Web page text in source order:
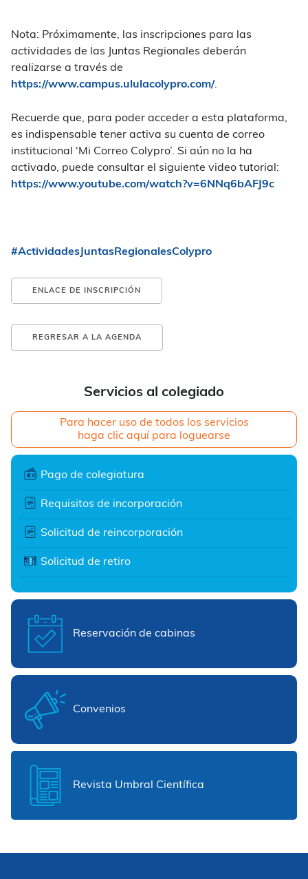
Servicios al colegiado
Para hacer uso de todos los servicios
haga clic aquí para loguearse
Pago de colegiatura
Requisitos de incorporación
Solicitud de reincorporación
Solicitud de retiro
Reservación de cabinas
Convenios
Revista Umbral Científica
Nota: Próximamente, las inscripciones para las
actividades de las Juntas Regionales deberán
realizarse a través de
https://www.campus.ululacolypro.com/.
Recuerde que, para poder acceder a esta plataforma,
es indispensable tener activa su cuenta de correo
institucional ‘Mi Correo Colypro’. Si aún no la ha
activado, puede consultar el siguiente video tutorial:
https://www.youtube.com/watch?v=6NNq6bAFJ9c
#ActividadesJuntasRegionalesColypro
ENLACE DE INSCRIPCIÓN
REGRESAR A LA AGENDA